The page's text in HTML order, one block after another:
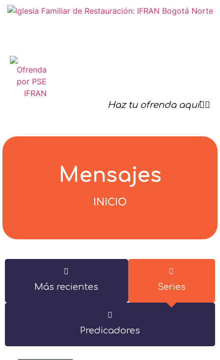
Haz tu ofrenda aquí☝🏻
Mensajes
INICIO
Más recientes Series
Predicadores